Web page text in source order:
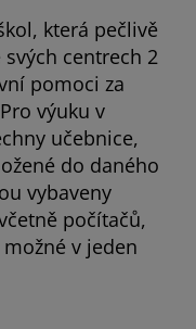
která pečlivě
centrech 2
pomoci za
výuku v
učebnice,
do daného
vybaveny
počítačů,
v jeden